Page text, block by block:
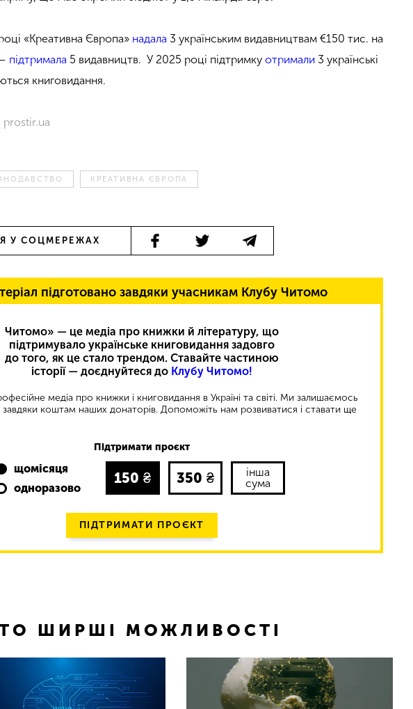
«Креативна Європа» надала 3 українським видавництвам €150 тис. на
підтримала 5 видавництв. У 2025 році підтримкуотримали 3 українські
книговидання.
prostir.ua
КРЕАТИВНА ЄВРОПА
У СОЦМЕРЕЖАХ
підготовано завдяки учасникам Клубу Читомо
Читомо» — це медіа про книжки й літературу, що
підтримувало українське книговидання задовго
до того, як це стало трендом. Ставайте частиною
історії — доєднуйтеся до Клубу Читомо!
медіа про книжки і книговидання в Україні та світі. Ми залишаємось
коштам наших донаторів. Допоможіть нам розвиватися і ставати ще
Підтримати проєкт
щомісяця
одноразово
150 ₴ 350 ₴
інша
сума
ПІДТРИМАТИ ПРОЄКТ
ШИРШІ МОЖЛИВОСТІ